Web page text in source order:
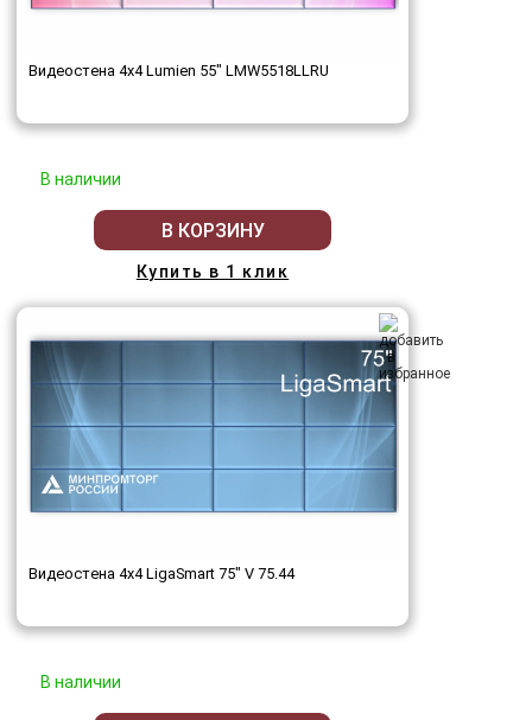
Видеостена 4x4 Lumien 55" LMW5518LLRU
В наличии
В КОРЗИНУ
Купить в 1 клик
Видеостена 4x4 LigaSmart 75" V 75.44
В наличии